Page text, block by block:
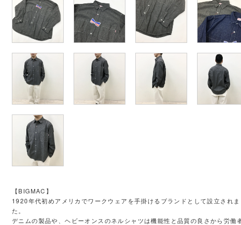
【BIGMAC】
1920年代初めアメリカでワークウェアを手掛けるブランドとして設立され
た。
デニムの製品や、ヘビーオンスのネルシャツは機能性と品質の良さから労働